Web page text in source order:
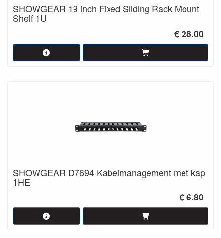
SHOWGEAR 19 inch Fixed Sliding Rack Mount
Shelf 1U
€ 28.00
SHOWGEAR D7694 Kabelmanagement met kap
1HE
€ 6.80